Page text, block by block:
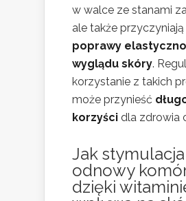
w walce ze stanami
ale także przyczyniają
poprawy
wyglądu skóry.
korzystanie z takich
może przynieść
korzyści dla zdrowia
Jak stymulacja
odnowy
dzięki